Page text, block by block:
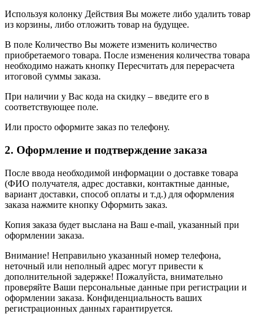
Используя колонку Действия Вы можете либо удалить товар
из корзины, либо отложить товар на будущее.
В поле Количество Вы можете изменить количество
приобретаемого товара. После изменения количества товара
необходимо нажать кнопку Пересчитать для перерасчета
итоговой суммы заказа.
При наличии у Вас кода на скидку – введите его в
соответствующее поле.
Или просто оформите заказ по телефону.
2. Оформление и подтверждение заказа
После ввода необходимой информации о доставке товара
(ФИО получателя, адрес доставки, контактные данные,
вариант доставки, способ оплаты и т.д.) для оформления
заказа нажмите кнопку Оформить заказ.
Копия заказа будет выслана на Ваш e-mail, указанный при
оформлении заказа.
Внимание! Неправильно указанный номер телефона,
неточный или неполный адрес могут привести к
дополнительной задержке! Пожалуйста, внимательно
проверяйте Ваши персональные данные при регистрации и
оформлении заказа. Конфиденциальность ваших
регистрационных данных гарантируется.